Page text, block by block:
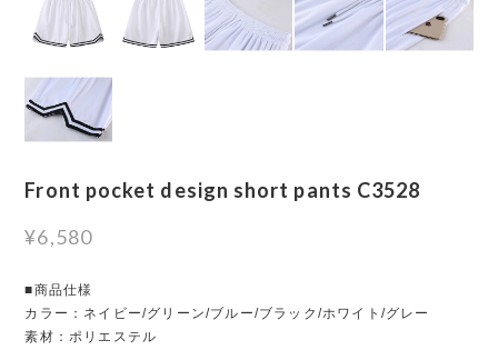
Front pocket design short pants C3528
¥6,580
■商品仕様
カラー：ネイビー/グリーン/ブルー/ブラック/ホワイト/グレー
素材：ポリエステル